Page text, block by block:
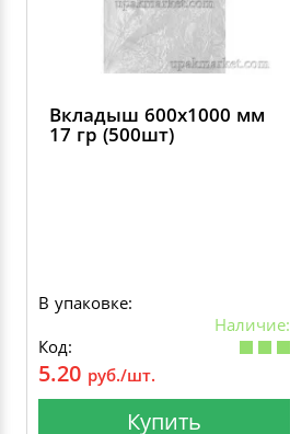
Вкладыш 600х1000 мм
17 гр (500шт)
В упаковке:
Наличие:
Код:
5.20 руб./шт.
Купить